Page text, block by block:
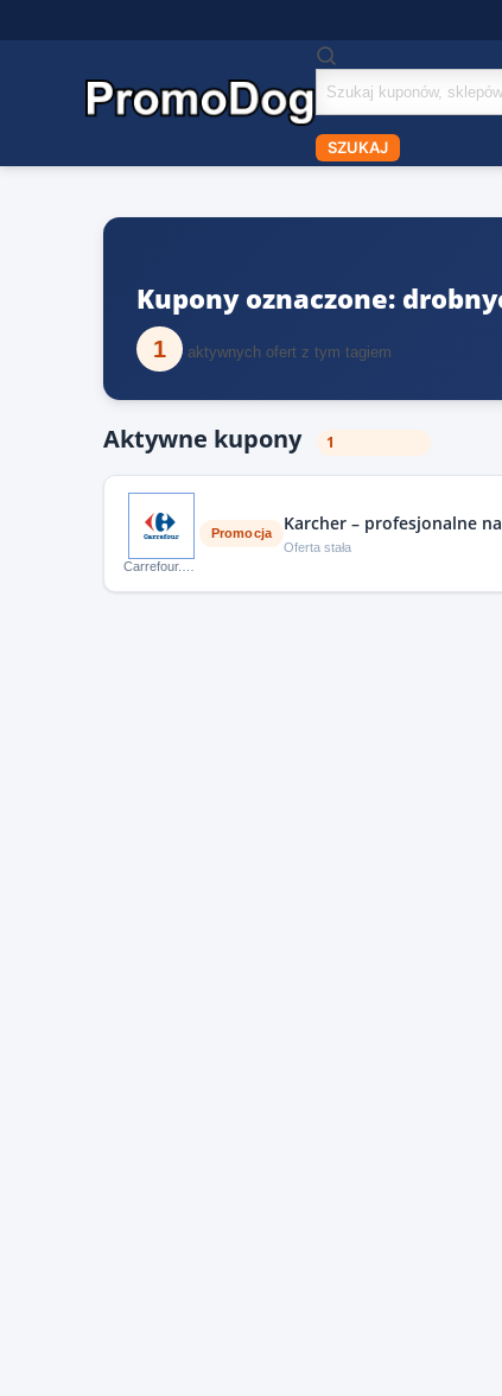
Szukaj
kuponów
SZUKAJ
Kupony oznaczone:
1 aktywnych ofert z tym tagiem
Aktywne kupony 1
Promocja Karcher – profesjonalne
Oferta stała